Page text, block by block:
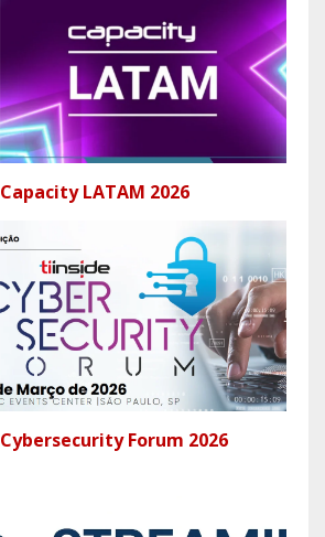
Capacity LATAM 2026
Cybersecurity Forum 2026